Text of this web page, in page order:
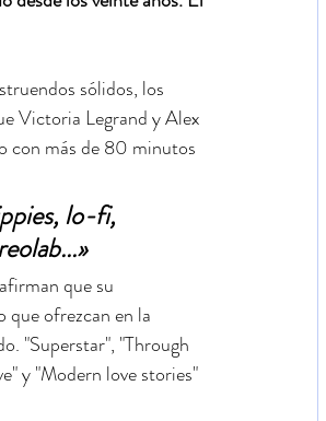
sólidos, los
Victoria Legrand y Alex
con más de 80 minutos
lo-fi,
que su
que ofrezcan en la
"Superstar", "Through
y "Modern love stories"